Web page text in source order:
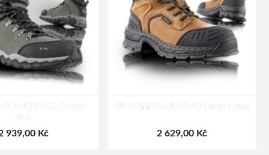
4380-O2 Outdoor
obuv
939,00 Kč
VM WINNIPEG 4900-40 Outdoor obuv
2 629,00 Kč